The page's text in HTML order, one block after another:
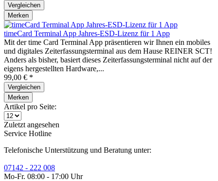
Vergleichen
Merken
timeCard Terminal App Jahres-ESD-Lizenz für 1 App
Mit der time Card Terminal App präsentieren wir Ihnen ein mobiles
und digitales Zeiterfassungsterminal aus dem Hause REINER SCT!
Anders als bisher, basiert dieses Zeiterfassungsterminal nicht auf der
eigens hergestellten Hardware,...
99,00 € *
Vergleichen
Merken
Artikel pro Seite:
Zuletzt angesehen
Service Hotline
Telefonische Unterstützung und Beratung unter:
07142 - 222 008
Mo-Fr. 08:00 - 17:00 Uhr